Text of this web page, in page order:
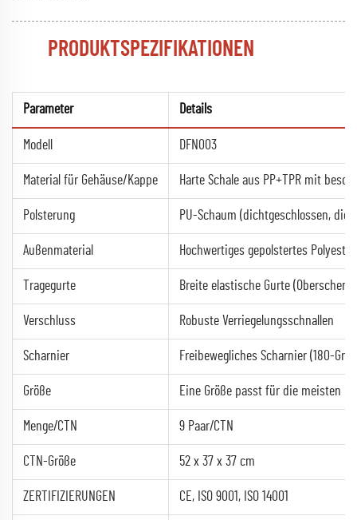
PRODUKTSPEZIFIKATIONEN
Parameter Details
Modell DFN003
Material für Gehäuse/Kappe Harte Schale aus PP+TPR mit
Polsterung PU-Schaum (dichtgeschlossen, dick)
Außenmaterial Hochwertiges gepolstertes Polyester
Tragegurte Breite elastische Gurte
Verschluss Robuste Verriegelungsschnallen
Scharnier Freibewegliches Scharnier (180-
Größe Eine Größe passt für die meisten
Menge/CTN 9 Paar/CTN
CTN-Größe 52 x 37 x 37 cm
ZERTIFIZIERUNGEN CE, ISO 9001, ISO 14001